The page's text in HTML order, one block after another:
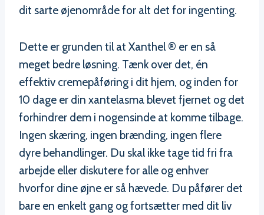
dit sarte øjenområde for alt det for ingenting.
Dette er grunden til at Xanthel ® er en så
meget bedre løsning. Tænk over det, én
effektiv cremepåføring i dit hjem, og inden for
10 dage er din xantelasma blevet fjernet og det
forhindrer dem i nogensinde at komme tilbage.
Ingen skæring, ingen brænding, ingen flere
dyre behandlinger. Du skal ikke tage tid fri fra
arbejde eller diskutere for alle og enhver
hvorfor dine øjne er så hævede. Du påfører det
bare en enkelt gang og fortsætter med dit liv